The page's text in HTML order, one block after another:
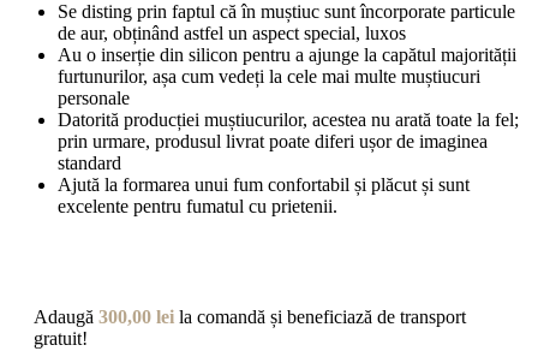
Se disting prin faptul că în muștiuc sunt încorporate particule
de aur, obținând astfel un aspect special, luxos
Au o inserție din silicon pentru a ajunge la capătul majorității
furtunurilor, așa cum vedeți la cele mai multe muștiucuri
personale
Datorită producției muștiucurilor, acestea nu arată toate la fel;
prin urmare, produsul livrat poate diferi ușor de imaginea
standard
Ajută la formarea unui fum confortabil și plăcut și sunt
excelente pentru fumatul cu prietenii.
Adaugă 300,00 lei la comandă și beneficiază de transport
gratuit!